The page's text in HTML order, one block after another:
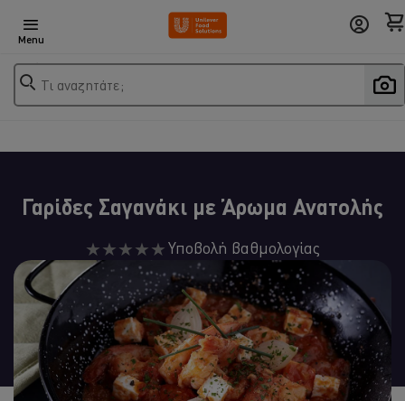
Menu
Τι αναζητάτε;
Γαρίδες Σαγανάκι με Άρωμα Ανατολής
Δεν
υποβλήθηκαν
αξιολογήσεις
για
αυτό
το
recipe
Υποβολή βαθμολογίας